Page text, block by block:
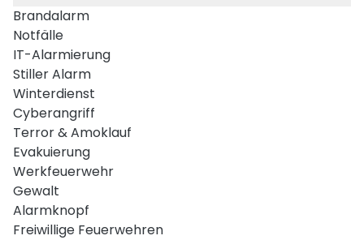
Brandalarm
Notfälle
IT-Alarmierung
Stiller Alarm
Winterdienst
Cyberangriff
Terror & Amoklauf
Evakuierung
Werkfeuerwehr
Gewalt
Alarmknopf
Freiwillige Feuerwehren